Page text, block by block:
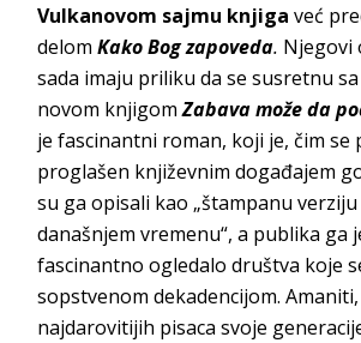
Vulkanovom sajmu knjiga već
delomKako Bog zapoveda. Njegovi
sada imaju priliku da se susretnu
novom knjigomZabava može da
je fascinantni roman, koji je, čim se
proglašen književnim događajem
su ga opisali kao „štampanu
današnjem vremenu“, a publika ga
fascinantno ogledalo društva koje
sopstvenom dekadencijom.
najdarovitijih pisaca svoje